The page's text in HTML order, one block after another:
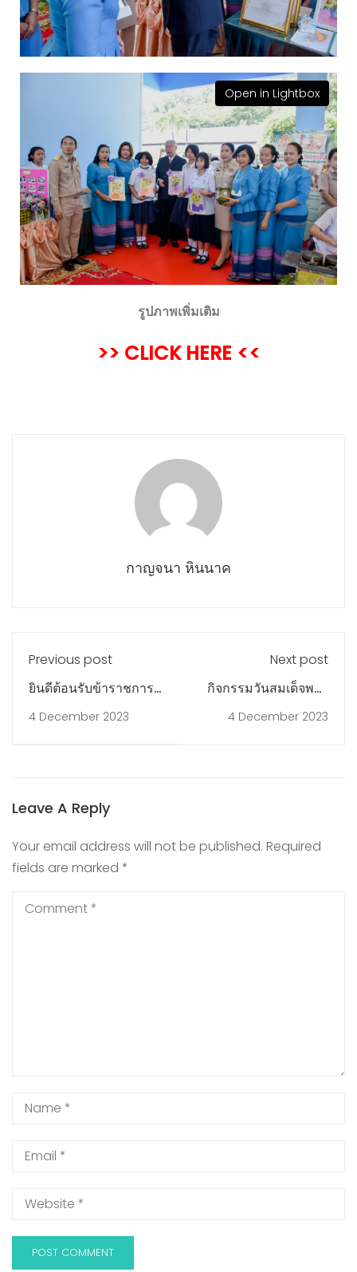
Open in Lightbox
รูปภาพเพิ่มเติม
>> CLICK HERE <<
กาญจนา หินนาค
Previous post
ยินดีต้อนรับข้าราชการ
ครูย้ายสถานศึกษา
4 December 2023
Next post
กิจกรรมวันสมเด็จพระ
มหาธีรราชเจ้า
4 December 2023
Leave A Reply
Your email address will not be published. Required
fields are marked *